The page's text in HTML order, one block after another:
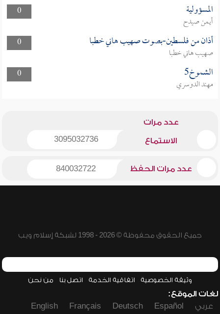
0
المسؤولية
أيمن صيدح
0
أذان من فلسطين-بصوت صهيب هاني خطبا
صهيب هاني خطبا
0
الشموخ5
مهند الدوسري
عدد مرات
الاستماع 3095032736
عدد مرات الحفظ 840032722
جميع الحقوق محفوظة © 2026 - 1998 لشبكة إسلام ويب
وثيقة الخصوصية اتفاقية الخدمة اتصل بنا من نحن
لغات الموقع:
عربي
Español
Deutsch
Français
English